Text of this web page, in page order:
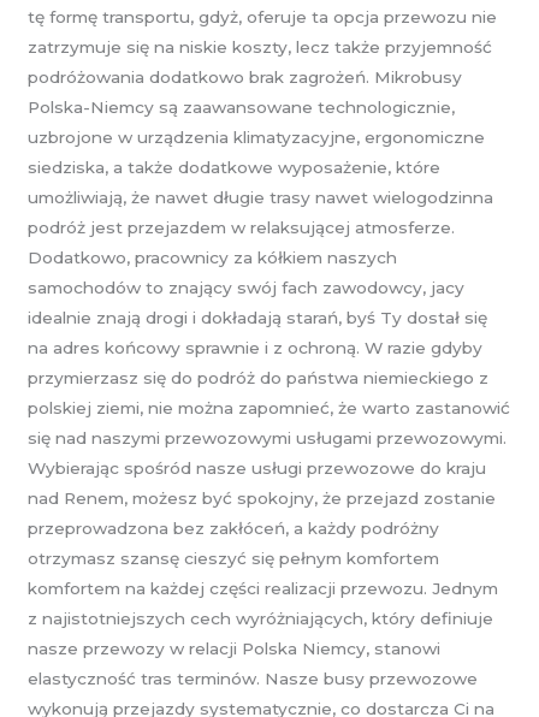
tę formę transportu, gdyż, oferuje ta opcja przewozu nie
zatrzymuje się na niskie koszty, lecz także przyjemność
podróżowania dodatkowo brak zagrożeń. Mikrobusy
Polska-Niemcy są zaawansowane technologicznie,
uzbrojone w urządzenia klimatyzacyjne, ergonomiczne
siedziska, a także dodatkowe wyposażenie, które
umożliwiają, że nawet długie trasy nawet wielogodzinna
podróż jest przejazdem w relaksującej atmosferze.
Dodatkowo, pracownicy za kółkiem naszych
samochodów to znający swój fach zawodowcy, jacy
idealnie znają drogi i dokładają starań, byś Ty dostał się
na adres końcowy sprawnie i z ochroną. W razie gdyby
przymierzasz się do podróż do państwa niemieckiego z
polskiej ziemi, nie można zapomnieć, że warto zastanowić
się nad naszymi przewozowymi usługami przewozowymi.
Wybierając spośród nasze usługi przewozowe do kraju
nad Renem, możesz być spokojny, że przejazd zostanie
przeprowadzona bez zakłóceń, a każdy podróżny
otrzymasz szansę cieszyć się pełnym komfortem
komfortem na każdej części realizacji przewozu. Jednym
z najistotniejszych cech wyróżniających, który definiuje
nasze przewozy w relacji Polska Niemcy, stanowi
elastyczność tras terminów. Nasze busy przewozowe
wykonują przejazdy systematycznie, co dostarcza Ci na